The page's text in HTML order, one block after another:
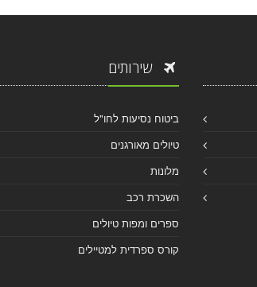
שירותים
ביטוח נסיעות לחו"ל
טיולים מאורגנים
מלונות
השכרת רכב
ספרים ומפות טיולים
קורס ספרדית למטיילים